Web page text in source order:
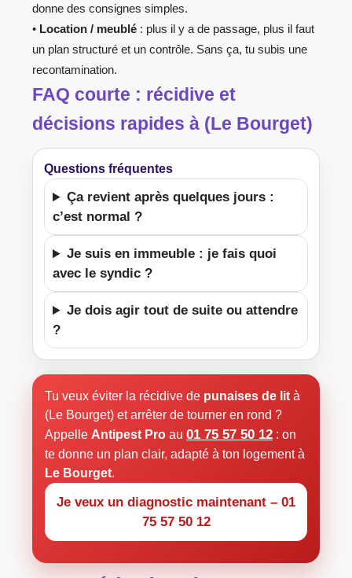
donne des consignes simples.
• Location / meublé : plus il y a de passage, plus il faut
un plan structuré et un contrôle. Sans ça, tu subis une
recontamination.
FAQ courte : récidive et
décisions rapides à (Le Bourget)
Questions fréquentes
Ça revient après quelques jours :
c’est normal ?
Je suis en immeuble : je fais quoi
avec le syndic ?
Je dois agir tout de suite ou attendre
?
Tu veux éviter la récidive de punaises de lit à
(Le Bourget) et arrêter de tourner en rond ?
Appelle Antipest Pro au 01 75 57 50 12 : on
te donne un plan clair, adapté à ton logement à
Le Bourget.
Je veux un diagnostic maintenant – 01
75 57 50 12